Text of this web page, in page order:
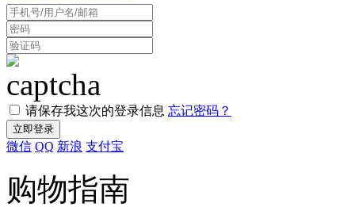
请保存我这次的登录信息 忘记密码？
微信 QQ 新浪 支付宝
购物指南